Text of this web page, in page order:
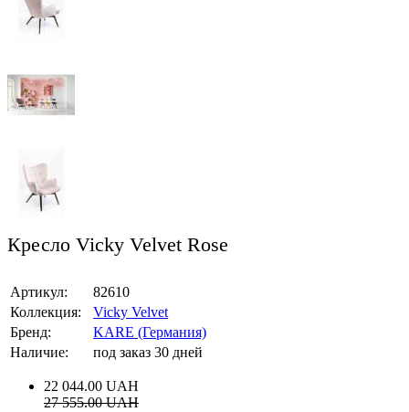
Кресло Vicky Velvet Rose
Артикул:
82610
Коллекция:
Vicky Velvet
Бренд:
KARE (Германия)
Наличие:
под заказ 30 дней
22 044.00 UAH
27 555.00UAH